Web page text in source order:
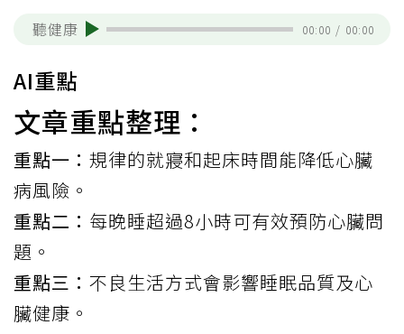
聽健康 00:00 / 00:00
AI重點
文章重點整理：
重點一： 規律的就寢和起床時間能降低心臟
病風險。
重點二： 每晚睡超過8小時可有效預防心臟問
題。
重點三： 不良生活方式會影響睡眠品質及心
臟健康。